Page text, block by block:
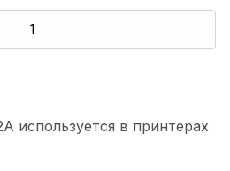
используется в принтерах